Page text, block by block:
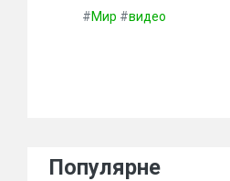
#Мир #видео
Популярне